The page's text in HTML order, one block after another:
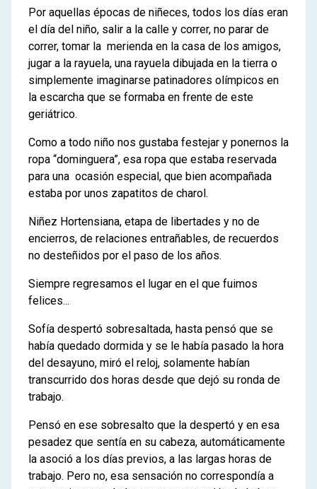
Por aquellas épocas de niñeces, todos los días eran
el día del niño, salir a la calle y correr, no parar de
correr, tomar la merienda en la casa de los amigos,
jugar a la rayuela, una rayuela dibujada en la tierra o
simplemente imaginarse patinadores olímpicos en
la escarcha que se formaba en frente de este
geriátrico.
Como a todo niño nos gustaba festejar y ponernos la
ropa “dominguera”, esa ropa que estaba reservada
para una ocasión especial, que bien acompañada
estaba por unos zapatitos de charol.
Niñez Hortensiana, etapa de libertades y no de
encierros, de relaciones entrañables, de recuerdos
no desteñidos por el paso de los años.
Siempre regresamos el lugar en el que fuimos
felices...
Sofía despertó sobresaltada, hasta pensó que se
había quedado dormida y se le había pasado la hora
del desayuno, miró el reloj, solamente habían
transcurrido dos horas desde que dejó su ronda de
trabajo.
Pensó en ese sobresalto que la despertó y en esa
pesadez que sentía en su cabeza, automáticamente
la asoció a los días previos, a las largas horas de
trabajo. Pero no, esa sensación no correspondía a